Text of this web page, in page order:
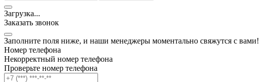
Загрузка...
Заказать звонок
Заполните поля ниже, и наши менеджеры моментально свяжутся с вами!
Номер телефона
Некорректный номер телефона
Проверьте номер телефона